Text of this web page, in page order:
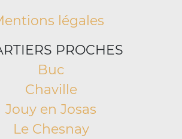
légales
PROCHES
Buc
Chaville
Jouy en Josas
Le Chesnay